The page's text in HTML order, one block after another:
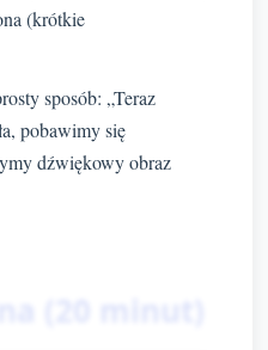
(krótkie
sposób: „Teraz
pobawimy się
dźwiękowy obraz
(20 minut)